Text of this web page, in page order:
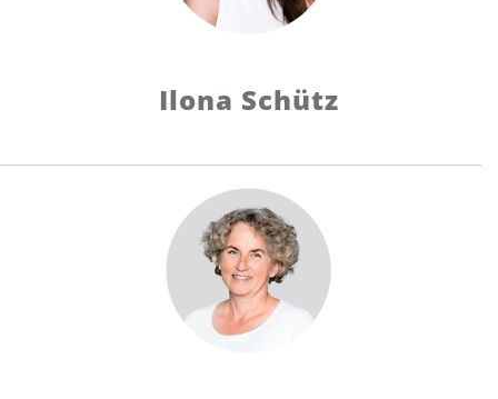
Ilona Schütz